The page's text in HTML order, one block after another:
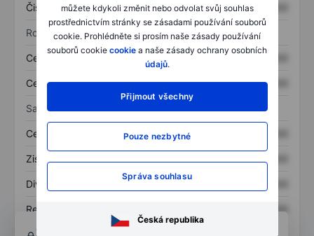
můžete kdykoli změnit nebo odvolat svůj souhlas
prostřednictvím stránky se zásadami používání souborů
cookie. Prohlédněte si prosím naše zásady používání
souborů cookie cookie a naše zásady ochrany osobních
údajů.
Přijmout všechny
Pouze nezbytné
Správa souhlasu
Česká republika
Čistý příjem XXXXXXX XXXXXXX
Rozvaha
Celková aktiva XXXXXXX
Celkový dluh XXXXXXX XXXXXXX
Sazby
Cena/tržby XXXXXXX
Zisk na akcii
Dividenda na akcii XXXXXXX
Rentabilita kapitálu
XXXXXXX
Otevřete si účeta získejte přístup k pokročilým